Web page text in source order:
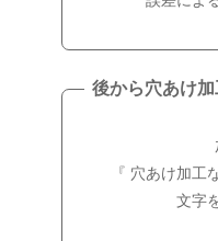
後から穴あけ
『 穴あけ加
文字